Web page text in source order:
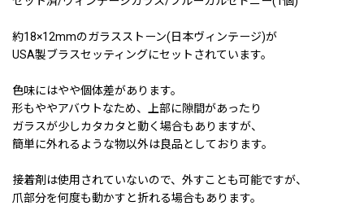
約18×12mmのガラスストーン(日本ヴィンテージ)が
USA製ブラスセッティングにセットされています。
色味にはやや個体差があります。
形もややアバウトなため、上部に隙間があったり
ガラスが少しカタカタと動く場合もありますが、
簡単に外れるような物以外は良品としております。
接着剤は使用されていないので、外すことも可能ですが、
爪部分を何度も動かすと折れる場合もあります。